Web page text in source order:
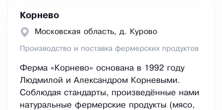
Корнево
Московская область, д. Курово
Производство и поставка фермерских продуктов
Ферма «Корнево» основана в 1992 году
Людмилой и Александром Корневыми.
Соблюдая стандарты, произведённые нами
натуральные фермерские продукты (мясо,